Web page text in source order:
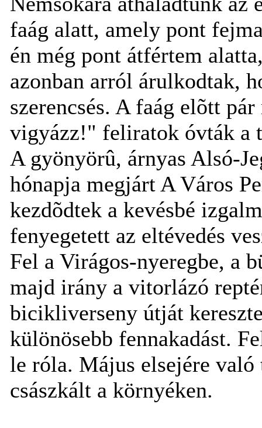
faág alatt, amely pont
én még pont átfértem
azonban arról árulkodtak,
szerencsés. A faág elõtt
vigyázz!" feliratok óvták a
A gyönyörû, árnyas Alsó-
hónapja megjárt A Város
kezdõdtek a kevésbé
fenyegetett az eltévedés
Fel a Virágos-nyeregbe, a
majd irány a vitorlázó
bicikliverseny útját
különösebb fennakadást.
le róla. Május elsejére
császkált a környéken.